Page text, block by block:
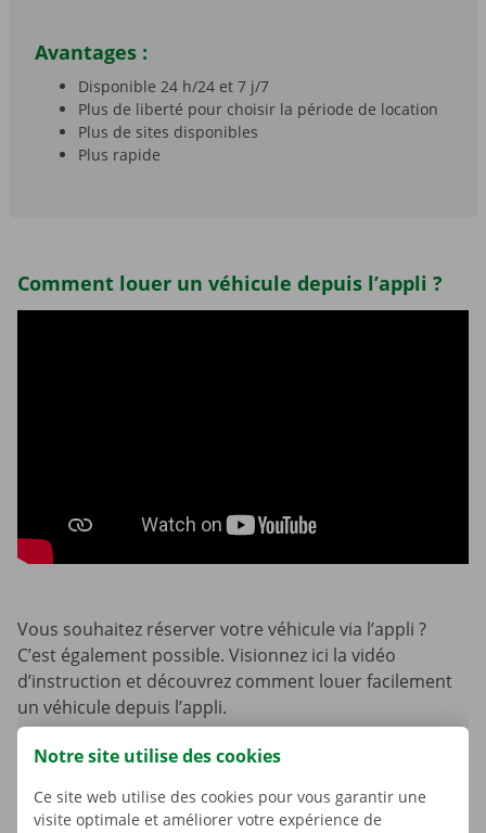
Avantages :
Disponible 24 h/24 et 7 j/7
Plus de liberté pour choisir la période de location
Plus de sites disponibles
Plus rapide
Comment louer un véhicule depuis l’appli ?
Vous souhaitez réserver votre véhicule via l’appli ?
C’est également possible. Visionnez ici la vidéo
d’instruction et découvrez comment louer facilement
un véhicule depuis l’appli.
Sites
Dockx dispose de différents sites dans toute la
Notre site utilise des cookies
Ce site web utilise des cookies pour vous garantir une
visite optimale et améliorer votre expérience de